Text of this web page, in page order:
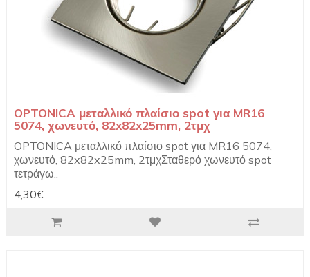
OPTONICA μεταλλικό πλαίσιο spot για MR16
5074, χωνευτό, 82x82x25mm, 2τμχ
OPTONICA μεταλλικό πλαίσιο spot για MR16 5074,
χωνευτό, 82x82x25mm, 2τμχΣταθερό χωνευτό spot
τετράγω..
4,30€